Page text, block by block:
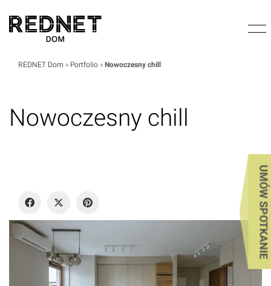
UMÓW SPOTKANIE
REDNET Dom » Portfolio » Nowoczesny chill
Nowoczesny chill